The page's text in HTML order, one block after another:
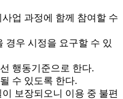
업 과정에 함께 참여할 수
경우 시정을 요구할 수 있
행동기준으로 한다.
수 있도록 한다.
보장되오니 이용 중 불편